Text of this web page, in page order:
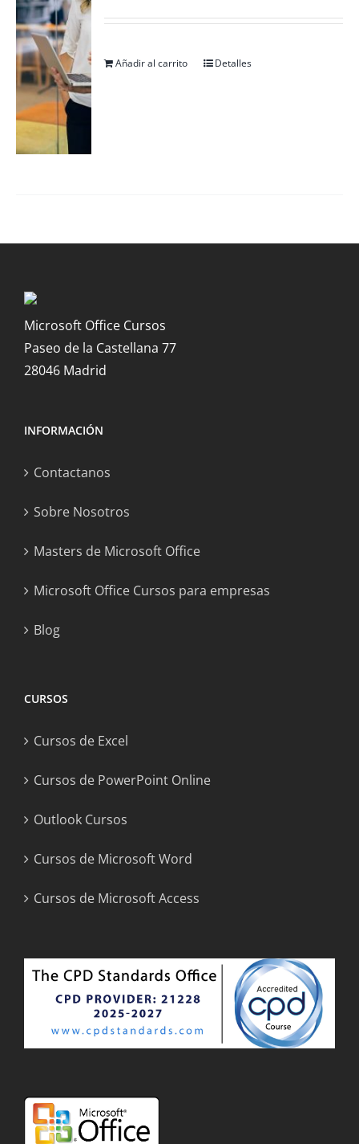
Añadir al carrito Detalles
Microsoft Office Cursos
Paseo de la Castellana 77
28046 Madrid
INFORMACIÓN
Contactanos
Sobre Nosotros
Masters de Microsoft Office
Microsoft Office Cursos para empresas
Blog
CURSOS
Cursos de Excel
Cursos de PowerPoint Online
Outlook Cursos
Cursos de Microsoft Word
Cursos de Microsoft Access